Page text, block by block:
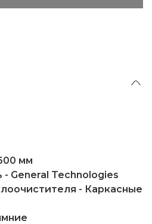
мм
General Technologies
- Каркасные